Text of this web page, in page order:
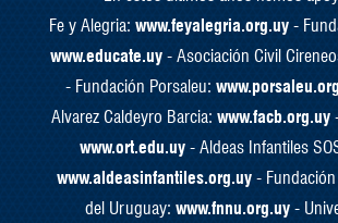
Fe y Alegria: www.feyalegria.org.uy -
www.educate.uy- Asociación Civil
- Fundación Porsaleu: www.porsaleu.org
Alvarez Caldeyro Barcia: www.facb.org.uy-
www.ort.edu.uy - Aldeas Infantiles
www.aldeasinfantiles.org.uy - Fundación
del Uruguay: www.fnnu.org.uy -